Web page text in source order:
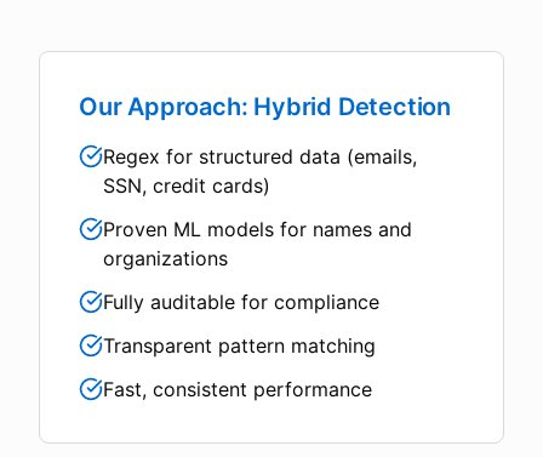
Our Approach: Hybrid Detection
Regex for structured data (emails,
SSN, credit cards)
Proven ML models for names and
organizations
Fully auditable for compliance
Transparent pattern matching
Fast, consistent performance